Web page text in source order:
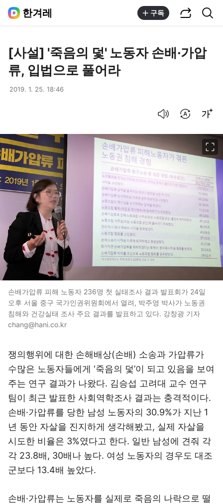
한겨레 구독
[사설] '죽음의 덫' 노동자 손배·가압
류, 입법으로 풀어라
2019. 1. 25. 18:46
손배가압류 피해 노동자 236명 첫 실태조사 결과 발표회가 24일
오후 서울 중구 국가인권위원회에서 열려, 박주영 박사가 노동권
침해와 건강실태 조사 주요 결과를 발표하고 있다. 강창광 기자
chang@hani.co.kr
쟁의행위에 대한 손해배상(손배) 소송과 가압류가
수많은 노동자들에게 ‘죽음의 덫’이 되고 있음을 보여
주는 연구 결과가 나왔다. 김승섭 고려대 교수 연구
팀이 최근 발표한 사회역학조사 결과는 충격적이다.
손배·가압류를 당한 남성 노동자의 30.9%가 지난 1
년 동안 자살을 진지하게 생각해봤고, 실제 자살을
시도한 비율은 3%였다고 한다. 일반 남성에 견줘 각
각 23.8배, 30배나 높다. 여성 노동자의 경우도 대조
군보다 13.4배 높았다.
손배·가압류는 노동자를 실제로 죽음의 나락으로 떨